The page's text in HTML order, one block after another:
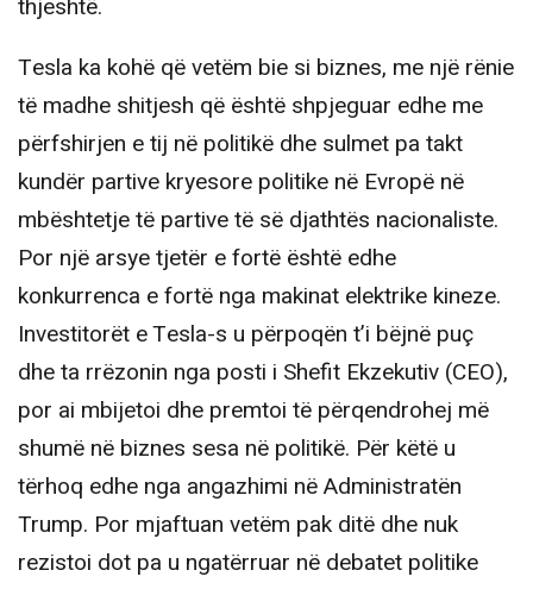
thjeshtë.
Tesla ka kohë që vetëm bie si biznes, me një rënie
të madhe shitjesh që është shpjeguar edhe me
përfshirjen e tij në politikë dhe sulmet pa takt
kundër partive kryesore politike në Evropë në
mbështetje të partive të së djathtës nacionaliste.
Por një arsye tjetër e fortë është edhe
konkurrenca e fortë nga makinat elektrike kineze.
Investitorët e Tesla-s u përpoqën t’i bëjnë puç
dhe ta rrëzonin nga posti i Shefit Ekzekutiv (CEO),
por ai mbijetoi dhe premtoi të përqendrohej më
shumë në biznes sesa në politikë. Për këtë u
tërhoq edhe nga angazhimi në Administratën
Trump. Por mjaftuan vetëm pak ditë dhe nuk
rezistoi dot pa u ngatërruar në debatet politike